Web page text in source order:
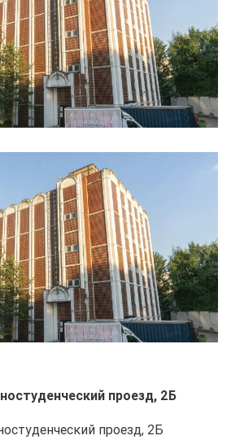
проезд, 2Б
проезд, 2Б